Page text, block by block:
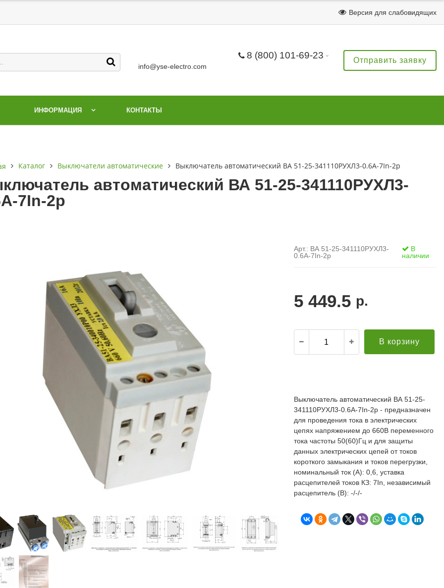
Версия для слабовидящих
8 (800) 101-69-23
info@yse-electro.com
Отправить заявку
ИНФОРМАЦИЯ КОНТАКТЫ
(Филиал
15.02.2022
Электро выиграла тендер на
поставку деревянных опор ЛЭП
складского оперативного
своевременно. Претензий
элементы опор высокого
заболонного слоя древесины
изделия (опоры ЛЭП),
моей памяти компания
и поставщик опор ЛЭП
ЛЭП такими документами.
с таким ответственным
Татьяна (Branch of «Saren B.
V.» PLLC)
Выражаю благодарность вашей компании за
оперативную обработку нашего запроса!
Выставили коммерческое предложение по
хорошей цене в течение двух дней (а там без
малого сотня товарных позиций была). Мы
успели закрыть смету большого объекта в срок. А
вы получили хороший заказ))
Поставка опор ЛЭП в Бурятию. Спасибо за
качественную продукцию и быструю доставку!
Всё прошло хорошо. Евгению отдельное спасибо
за ответственный подход к делу, понимание и
вежливое обращение!
Каталог Выключатели автоматические Выключатель автоматический ВА 51-25-341110РУХЛ3-0.6А-7In-2р
автоматический ВА 51-25-341110РУХЛ3-
7In-2р
Арт.: ВА 51-25-341110РУХЛ3-
0.6А-7In-2р
В
наличии
5 449.5 р.
В корзину
Выключатель автоматический ВА 51-25-
341110РУХЛ3-0.6А-7In-2р - предназначен
для проведения тока в электрических
цепях напряжением до 660В переменного
тока частоты 50(60)Гц и для защиты
данных электрических цепей от токов
короткого замыкания и токов перегрузки,
номинальный ток (А): 0,6, уставка
расцепителей токов КЗ: 7In, независимый
расцепитель (В): -/-/-